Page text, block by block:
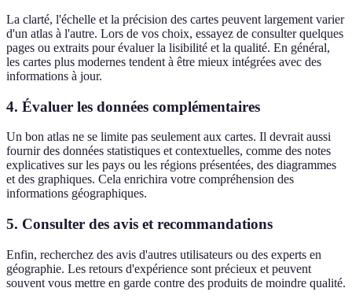
La clarté, l'échelle et la précision des cartes peuvent largement varier
d'un atlas à l'autre. Lors de vos choix, essayez de consulter quelques
pages ou extraits pour évaluer la lisibilité et la qualité. En général,
les cartes plus modernes tendent à être mieux intégrées avec des
informations à jour.
4. Évaluer les données complémentaires
Un bon atlas ne se limite pas seulement aux cartes. Il devrait aussi
fournir des données statistiques et contextuelles, comme des notes
explicatives sur les pays ou les régions présentées, des diagrammes
et des graphiques. Cela enrichira votre compréhension des
informations géographiques.
5. Consulter des avis et recommandations
Enfin, recherchez des avis d'autres utilisateurs ou des experts en
géographie. Les retours d'expérience sont précieux et peuvent
souvent vous mettre en garde contre des produits de moindre qualité.